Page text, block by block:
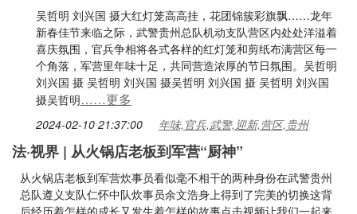
吴哲明 刘兴国 摄大红灯笼高高挂，花团锦簇彩旗飘……龙年
新春佳节来临之际，武警贵州总队机动支队营区内处处洋溢着
喜庆氛围，官兵争相将各式各样的红灯笼和剪纸布满营区每一
个角落，军营里年味十足，共同营造浓厚的节日氛围。吴哲明
刘兴国 摄 吴哲明 刘兴国 摄吴哲明 刘兴国 摄 吴哲明 刘兴国
摄吴哲明……更多
2024-02-10 21:37:00 年味,官兵,武警,迎新,营区,贵州
法·视界 | 从火锅店老板到军营“厨神”
从火锅店老板到军营炊事员看似毫不相干的两种身份在武警贵州
总队遵义支队仁怀中队炊事员余文浩身上得到了完美的切换这背
后经历着怎样的成长又发生着怎样的故事点击视频让我们一起来